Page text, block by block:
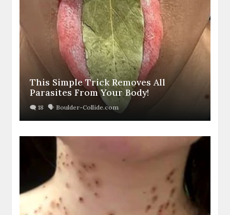
This Simple Trick Removes All
Parasites From Your Body!